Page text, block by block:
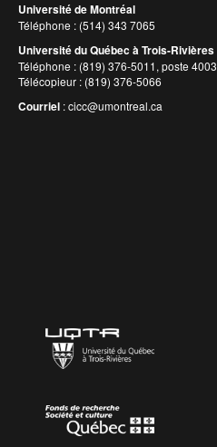
Université de Montréal
Téléphone : (514) 343 7065
Université du Québec à Trois-Rivières
Téléphone : (819) 376-5011, poste 4003
Télécopieur : (819) 376-5066
Courriel :cicc@umontreal.ca